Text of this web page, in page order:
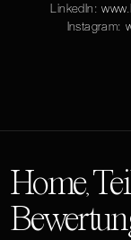
LinkedIn:
Instagram:
Home,